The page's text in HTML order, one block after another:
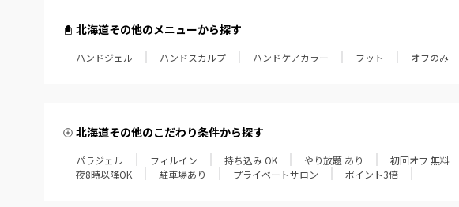
北海道その他のメニューから探す
ハンドジェル ハンドスカルプ ハンドケアカラー フット オフのみ
北海道その他のこだわり条件から探す
パラジェル フィルイン 持ち込み OK やり放題 あり 初回オフ 無料
夜8時以降OK
駐車場あり プライベートサロン ポイント3倍